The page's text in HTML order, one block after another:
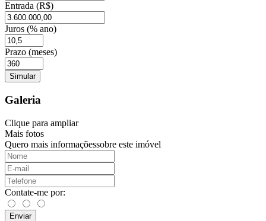
Entrada (R$)
Juros (% ano)
Prazo (meses)
Galeria
Clique para ampliar
Mais fotos
Quero mais informaçõessobre este imóvel
Contate-me por:
Enviar